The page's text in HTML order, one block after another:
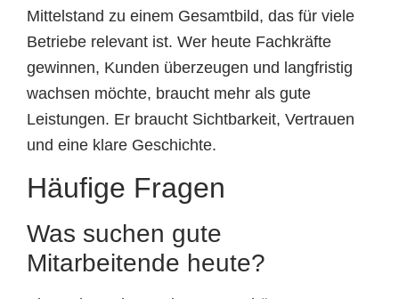
Mittelstand zu einem Gesamtbild, das für viele
Betriebe relevant ist. Wer heute Fachkräfte
gewinnen, Kunden überzeugen und langfristig
wachsen möchte, braucht mehr als gute
Leistungen. Er braucht Sichtbarkeit, Vertrauen
und eine klare Geschichte.
Häufige Fragen
Was suchen gute
Mitarbeitende heute?